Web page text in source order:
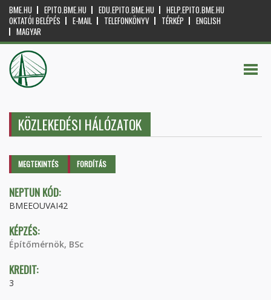
BME.HU EPITO.BME.HU EDU.EPITO.BME.HU
HELP.EPITO.BME.HU
OKTATÓI BELÉPÉS
E-MAIL TELEFONKÖNYV TÉRKÉP
ENGLISH
MAGYAR
KÖZLEKEDÉSI HÁLÓZATOK
Elsődleges fülek
MEGTEKINTÉS (AKTÍVFORDÍTÁS
NEPTUN KÓD:
BMEEOUVAI42
KÉPZÉS:
Építőmérnök, BSc
KREDIT:
3